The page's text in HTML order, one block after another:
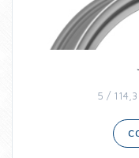
5 /